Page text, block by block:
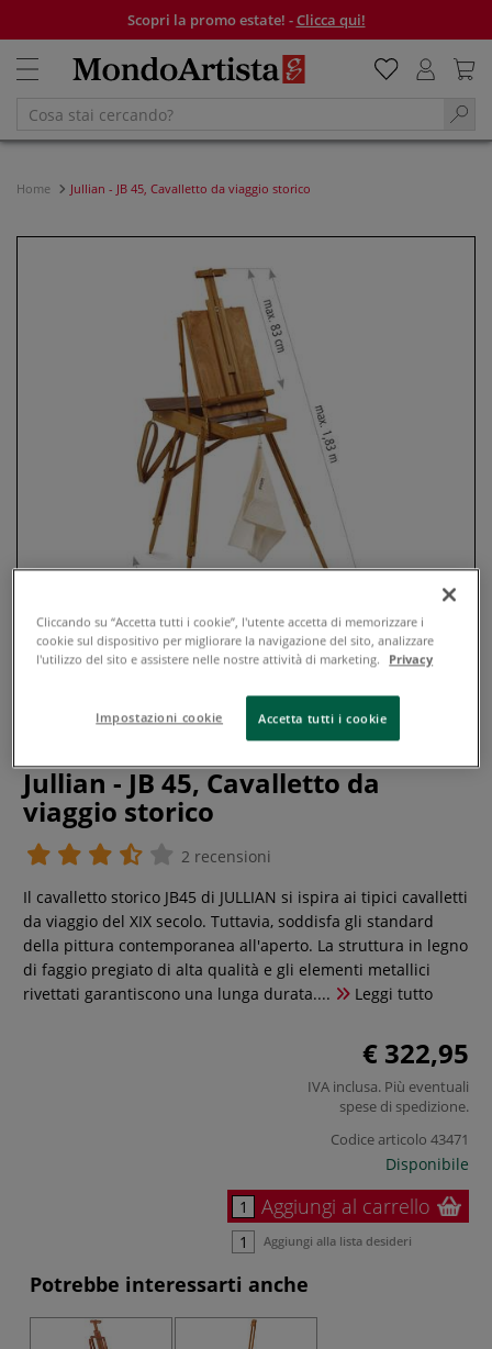
Scopri la promo estate! -Clicca qui!
Home Jullian - JB 45, Cavalletto da viaggio storico
Jullian - JB 45, Cavalletto da
viaggio storico
2 recensioni
Il cavalletto storico JB45 di JULLIAN si ispira ai tipici cavalletti
da viaggio del XIX secolo. Tuttavia, soddisfa gli standard
della pittura contemporanea all'aperto. La struttura in legno
di faggio pregiato di alta qualità e gli elementi metallici
rivettati garantiscono una lunga durata....
Leggi tutto
€ 322,95
IVA inclusa. Più eventuali
spese di spedizione.
Codice articolo 43471
Disponibile
Aggiungi al carrello
Aggiungi alla lista desideri
Potrebbe interessarti anche
Cliccando su “Accetta tutti i cookie”, l'utente accetta di memorizzare i
cookie sul dispositivo per migliorare la navigazione del sito, analizzare
l'utilizzo del sito e assistere nelle nostre attività di marketing.
Privacy
Impostazioni cookie Accetta tutti i cookie